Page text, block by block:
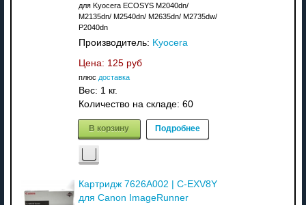
для Kyocera ECOSYS M2040dn/
M2135dn/ M2540dn/ M2635dn/ M2735dw/
P2040dn
Производитель: Kyocera
Цена: 125 руб
плюс доставка
Вес: 1 кг.
Количество на складе: 60
В корзину Подробнее
Картридж 7626A002 | C-EXV8Y
для Canon ImageRunner